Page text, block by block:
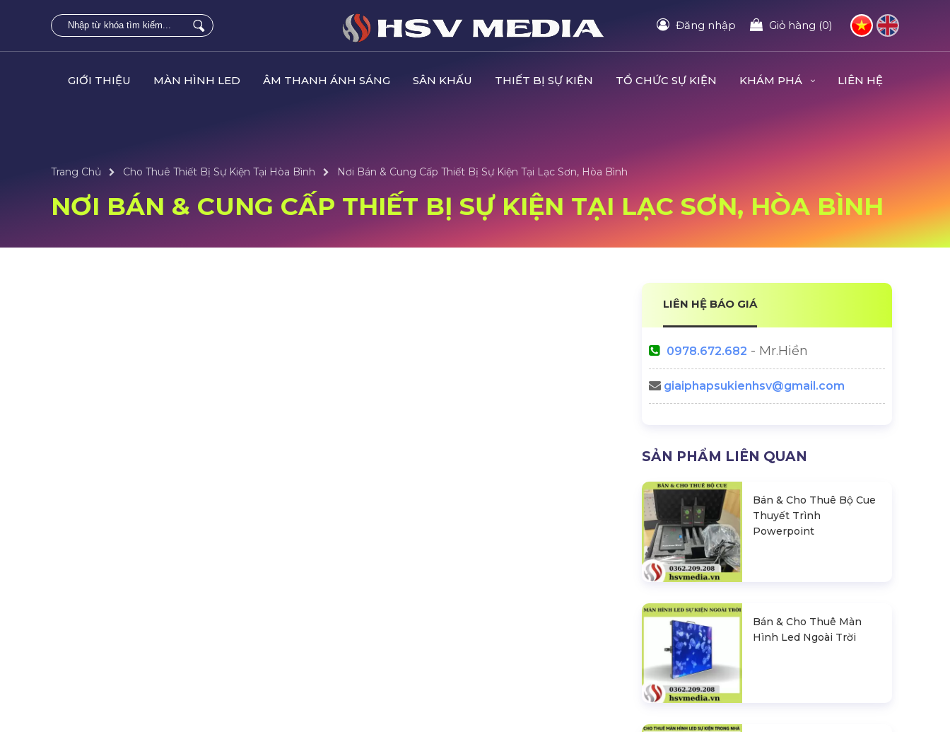
Đăng nhập Giỏ hàng (0)
GIỚI THIỆU MÀN HÌNH LED ÂM THANH ÁNH SÁNG SÂN KHẤU THIẾT BỊ SỰ KIỆN TỔ CHỨC SỰ KIỆN KHÁM PHÁ LIÊN HỆ
Trang Chủ Cho Thuê Thiết Bị Sự Kiện Tại Hòa Bình Nơi Bán & Cung Cấp Thiết Bị Sự Kiện Tại Lạc Sơn, Hòa Bình
NƠI BÁN & CUNG CẤP THIẾT BỊ SỰ KIỆN TẠI LẠC SƠN, HÒA BÌNH
LIÊN HỆ BÁO GIÁ
0978.672.682 - Mr.Hiền
giaiphapsukienhsv@gmail.com
SẢN PHẨM LIÊN QUAN
Bán & Cho Thuê Bộ Cue
Thuyết Trình
Powerpoint
Bán & Cho Thuê Màn
Hình Led Ngoài Trời